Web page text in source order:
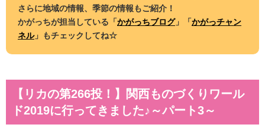
さらに地域の情報、季節の情報もご紹介！
かがっちが担当している「かがっちブログ」「かがっチャン
ネル」もチェックしてね☆
【リカの第266投！】関西ものづくりワール
ド2019に行ってきました♪～パート3～